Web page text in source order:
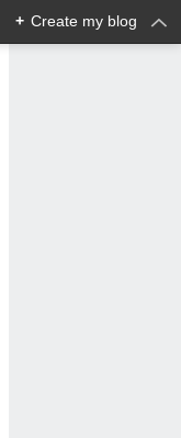
+ Create my blog